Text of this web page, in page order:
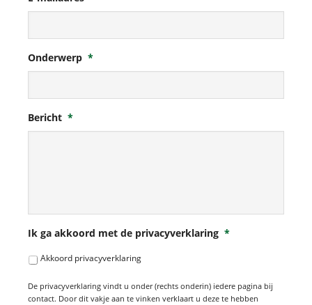
Onderwerp *
Bericht *
Ik ga akkoord met de privacyverklaring *
Akkoord privacyverklaring
De privacyverklaring vindt u onder (rechts onderin) iedere pagina bij
contact. Door dit vakje aan te vinken verklaart u deze te hebben